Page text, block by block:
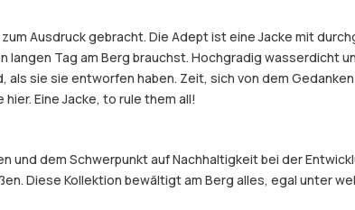
Ausdruck gebracht. Die Adept ist eine Jacke mit
Tag am Berg brauchst. Hochgradig wasserdicht
sie sie entworfen haben. Zeit, sich von dem
Eine Jacke, to rule them all!
und dem Schwerpunkt auf Nachhaltigkeit bei der
Diese Kollektion bewältigt am Berg alles, egal unter